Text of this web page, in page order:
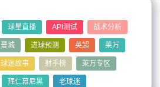
球星直播 API测试 战术分析
曼城 进球预测 英超 莱万
球迷故事 射手榜 莱万专区
拜仁慕尼黑 老球迷